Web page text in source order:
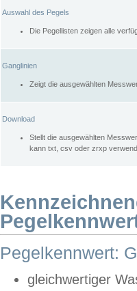
Auswahl des Pegels
Die Pegellisten zeigen alle
Ganglinien
Zeigt die ausgewählten
Download
Stellt die ausgewählten
kann txt, csv oder zrxp
Pegelkennwert:
gleichwertiger